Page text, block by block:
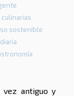
sostenible
vez antiguo y